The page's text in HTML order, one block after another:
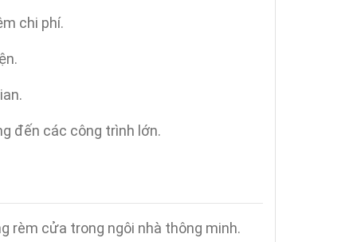
chi phí.
đến các công trình lớn.
rèm cửa trong ngôi nhà thông minh.